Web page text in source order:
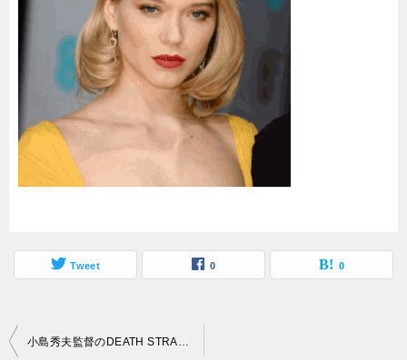
Tweet 0 0
投
小島秀夫監督のDEATH STRANDINGに出演した女優は誰？